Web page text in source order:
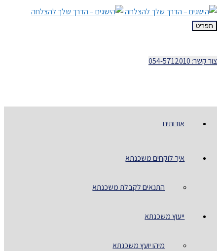
תפריט
צור קשר: 054-5712010
אודותינו
איך לוקחים משכנתא
התנאים לקבלת משכנתא
ייעוץ משכנתא
מיהו יועץ משכנתא